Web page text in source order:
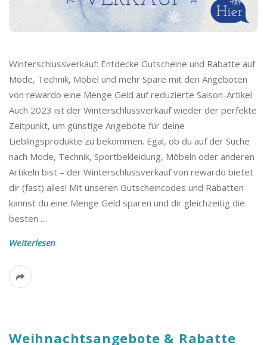
Winterschlussverkauf: Entdecke Gutscheine und Rabatte auf
Mode, Technik, Möbel und mehr Spare mit den Angeboten
von rewardo eine Menge Geld auf reduzierte Saison-Artikel
Auch 2023 ist der Winterschlussverkauf wieder der perfekte
Zeitpunkt, um günstige Angebote für deine
Lieblingsprodukte zu bekommen. Egal, ob du auf der Suche
nach Mode, Technik, Sportbekleidung, Möbeln oder anderen
Artikeln bist – der Winterschlussverkauf von rewardo bietet
dir (fast) alles! Mit unseren Gutscheincodes und Rabatten
kannst du eine Menge Geld sparen und dir gleichzeitig die
besten …
Weiterlesen
Weihnachtsangebote & Rabatte